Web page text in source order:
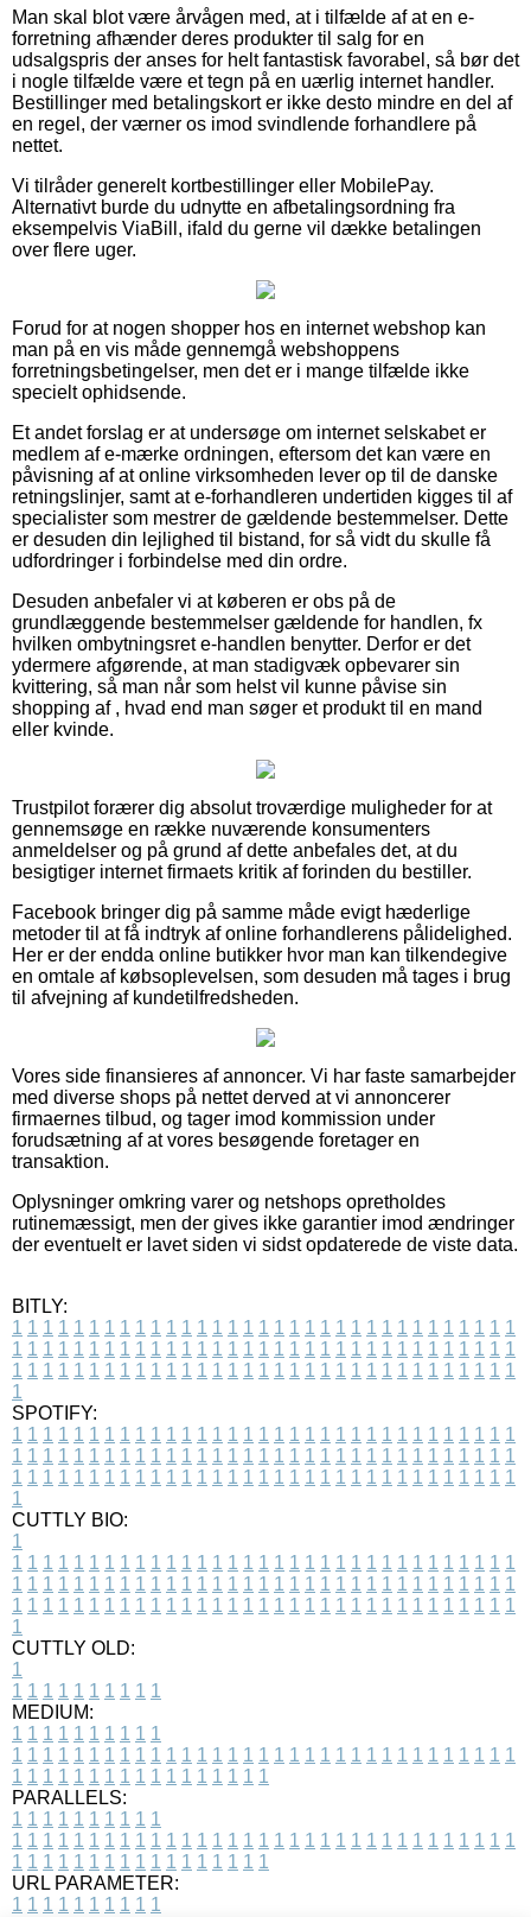
Man skal blot være årvågen med, at i tilfælde af at en e-
forretning afhænder deres produkter til salg for en
udsalgspris der anses for helt fantastisk favorabel, så bør det
i nogle tilfælde være et tegn på en uærlig internet handler.
Bestillinger med betalingskort er ikke desto mindre en del af
en regel, der værner os imod svindlende forhandlere på
nettet.
Vi tilråder generelt kortbestillinger eller MobilePay.
Alternativt burde du udnytte en afbetalingsordning fra
eksempelvis ViaBill, ifald du gerne vil dække betalingen
over flere uger.
Forud for at nogen shopper hos en internet webshop kan
man på en vis måde gennemgå webshoppens
forretningsbetingelser, men det er i mange tilfælde ikke
specielt ophidsende.
Et andet forslag er at undersøge om internet selskabet er
medlem af e-mærke ordningen, eftersom det kan være en
påvisning af at online virksomheden lever op til de danske
retningslinjer, samt at e-forhandleren undertiden kigges til af
specialister som mestrer de gældende bestemmelser. Dette
er desuden din lejlighed til bistand, for så vidt du skulle få
udfordringer i forbindelse med din ordre.
Desuden anbefaler vi at køberen er obs på de
grundlæggende bestemmelser gældende for handlen, fx
hvilken ombytningsret e-handlen benytter. Derfor er det
ydermere afgørende, at man stadigvæk opbevarer sin
kvittering, så man når som helst vil kunne påvise sin
shopping af , hvad end man søger et produkt til en mand
eller kvinde.
Trustpilot forærer dig absolut troværdige muligheder for at
gennemsøge en række nuværende konsumenters
anmeldelser og på grund af dette anbefales det, at du
besigtiger internet firmaets kritik af forinden du bestiller.
Facebook bringer dig på samme måde evigt hæderlige
metoder til at få indtryk af online forhandlerens pålidelighed.
Her er der endda online butikker hvor man kan tilkendegive
en omtale af købsoplevelsen, som desuden må tages i brug
til afvejning af kundetilfredsheden.
Vores side finansieres af annoncer. Vi har faste samarbejder
med diverse shops på nettet derved at vi annoncerer
firmaernes tilbud, og tager imod kommission under
forudsætning af at vores besøgende foretager en
transaktion.
Oplysninger omkring varer og netshops opretholdes
rutinemæssigt, men der gives ikke garantier imod ændringer
der eventuelt er lavet siden vi sidst opdaterede de viste data.
BITLY:
1 1 1 1 1 1 1 1 1 1 1 1 1 1 1 1 1 1 1 1 1 1 1 1 1 1 1 1 1 1 1 1 1
1 1 1 1 1 1 1 1 1 1 1 1 1 1 1 1 1 1 1 1 1 1 1 1 1 1 1 1 1 1 1 1 1
1 1 1 1 1 1 1 1 1 1 1 1 1 1 1 1 1 1 1 1 1 1 1 1 1 1 1 1 1 1 1 1 1
1
SPOTIFY:
1 1 1 1 1 1 1 1 1 1 1 1 1 1 1 1 1 1 1 1 1 1 1 1 1 1 1 1 1 1 1 1 1
1 1 1 1 1 1 1 1 1 1 1 1 1 1 1 1 1 1 1 1 1 1 1 1 1 1 1 1 1 1 1 1 1
1 1 1 1 1 1 1 1 1 1 1 1 1 1 1 1 1 1 1 1 1 1 1 1 1 1 1 1 1 1 1 1 1
1
CUTTLY BIO:
1
1 1 1 1 1 1 1 1 1 1 1 1 1 1 1 1 1 1 1 1 1 1 1 1 1 1 1 1 1 1 1 1 1
1 1 1 1 1 1 1 1 1 1 1 1 1 1 1 1 1 1 1 1 1 1 1 1 1 1 1 1 1 1 1 1 1
1 1 1 1 1 1 1 1 1 1 1 1 1 1 1 1 1 1 1 1 1 1 1 1 1 1 1 1 1 1 1 1 1
1
CUTTLY OLD:
1
1 1 1 1 1 1 1 1 1 1
MEDIUM:
1 1 1 1 1 1 1 1 1 1
1 1 1 1 1 1 1 1 1 1 1 1 1 1 1 1 1 1 1 1 1 1 1 1 1 1 1 1 1 1 1 1 1
1 1 1 1 1 1 1 1 1 1 1 1 1 1 1 1 1
PARALLELS:
1 1 1 1 1 1 1 1 1 1
1 1 1 1 1 1 1 1 1 1 1 1 1 1 1 1 1 1 1 1 1 1 1 1 1 1 1 1 1 1 1 1 1
1 1 1 1 1 1 1 1 1 1 1 1 1 1 1 1 1
URL PARAMETER:
1 1 1 1 1 1 1 1 1 1